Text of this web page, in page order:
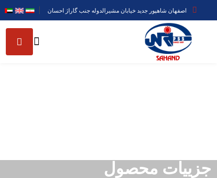
اصفهان شاهپور جدید خیابان مشیرالدوله جنب گاراژ احسان
جزییات محصول